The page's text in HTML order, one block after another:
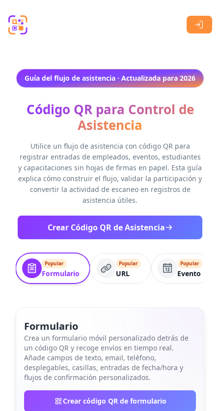
Guía del flujo de asistencia · Actualizada para 2026
Código QR para Control de
Asistencia
Utilice un flujo de asistencia con código QR para
registrar entradas de empleados, eventos, estudiantes
y capacitaciones sin hojas de firmas en papel. Esta guía
explica cómo construir el flujo, validar la participación y
convertir la actividad de escaneo en registros de
asistencia útiles.
Crear Código QR de Asistencia
Popular
Formulario
Popular
URL
Popular
Evento
Formulario
Crea un formulario móvil personalizado detrás de
un código QR y recoge envíos en tiempo real.
Añade campos de texto, email, teléfono,
desplegables, casillas, entradas de fecha/hora y
flujos de confirmación personalizados.
Crear código QR de formulario